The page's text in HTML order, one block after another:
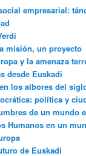
empresarial:
misión, un proyecto
y la amenaza
desde Euskadi
los albores del
política y
de un mundo
Humanos en un
de Euskadi